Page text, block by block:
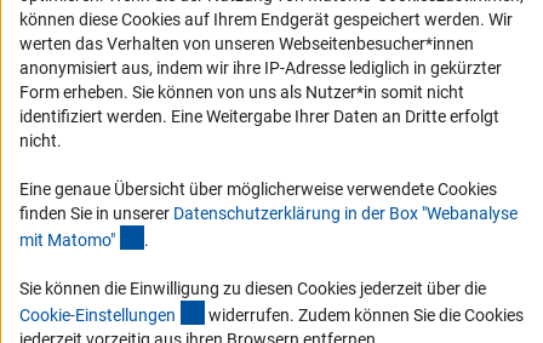
Barriere melden
DFG-aktuell
Erhalten Sie Neuigkeiten aus der DFG direkt in Ihr Mailpostfach oder
schauen Sie sich die Ausgaben online an.
Zum Newsletter
Impressum Datenschutz Cookie-Einstellungen
können diese Cookies auf Ihrem Endgerät gespeichert werden. Wir
werten das Verhalten von unseren Webseitenbesucher*innen
anonymisiert aus, indem wir ihre IP-Adresse lediglich in gekürzter
Form erheben. Sie können von uns als Nutzer*in somit nicht
identifiziert werden. Eine Weitergabe Ihrer Daten an Dritte erfolgt
nicht.
Eine genaue Übersicht über möglicherweise verwendete Cookies
finden Sie in unserer Datenschutzerklärung in der Box "Webanalyse
mit Matomo" .
Sie können die Einwilligung zu diesen Cookies jederzeit über die
Cookie-Einstellungen (interner Link)
widerrufen. Zudem können Sie die Cookies